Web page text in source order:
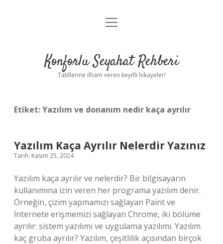
Anasayfa
Yasal Uyarı
menüyü
Konforlu Seyahat Rehberi
Tatillerine ilham veren keyifli hikayeler!
Etiket:Yazılım ve donanım nedir kaça ayrılır
Yazılım Kaça Ayrılır Nelerdir Yazınız
Tarih: Kasım 25, 2024
Yazılım kaça ayrılır ve nelerdir? Bir bilgisayarın
kullanımına izin veren her programa yazılım denir.
Örneğin, çizim yapmamızı sağlayan Paint ve
İnternete erişmemizi sağlayan Chrome, iki bölüme
ayrılır: sistem yazılımı ve uygulama yazılımı. Yazılım
kaç gruba ayrılır? Yazılım, çeşitlilik açısından birçok